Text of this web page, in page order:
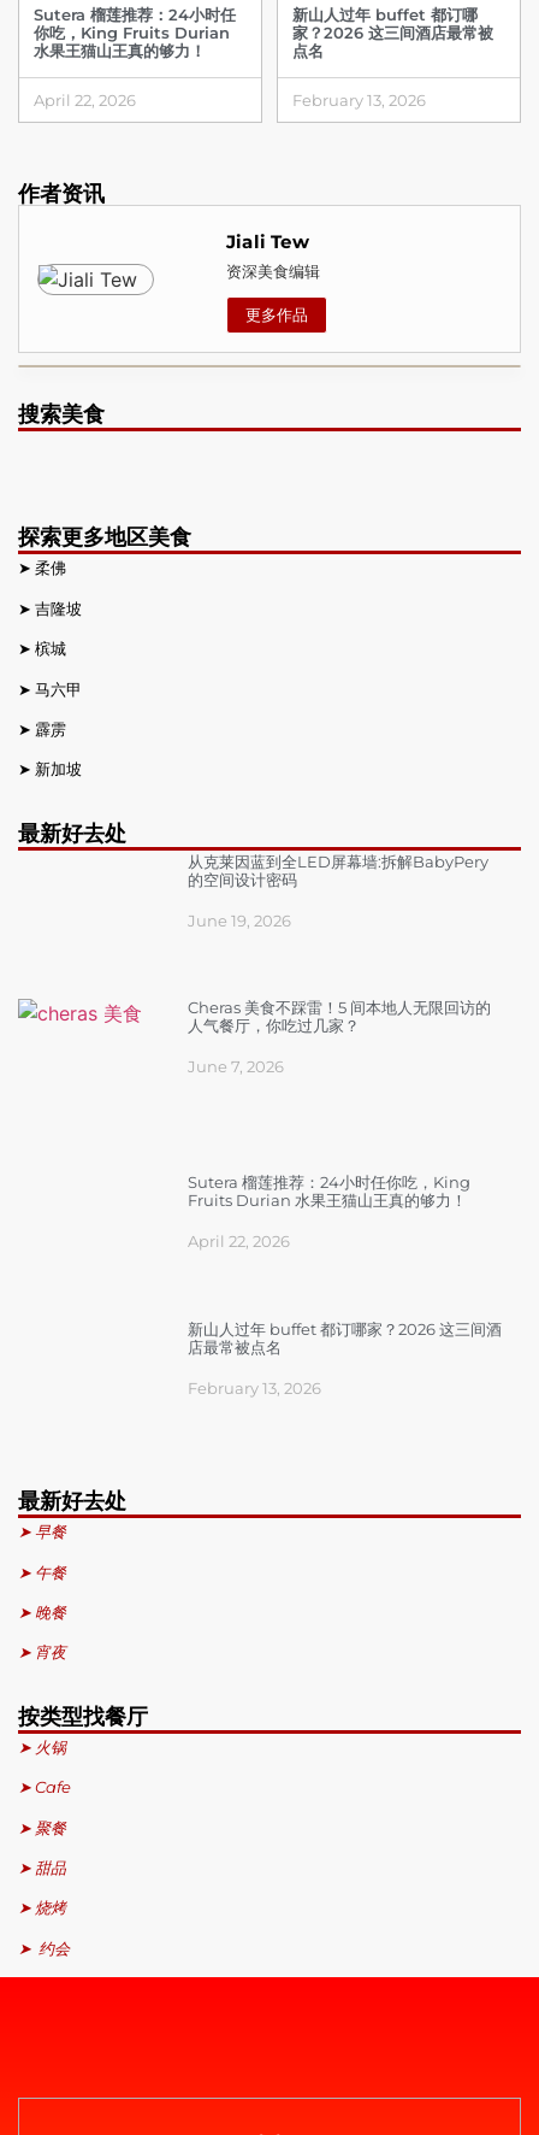
Sutera 榴莲推荐：24小时任
你吃，King Fruits Durian
水果王猫山王真的够力！
April 22, 2026
新山人过年 buffet 都订哪
家？2026 这三间酒店最常被
点名
February 13, 2026
作者资讯
Jiali Tew
资深美食编辑
更多作品
搜索美食
探索更多地区美食
➤ 柔佛
➤ 吉隆坡
➤ 槟城
➤ 马六甲
➤ 霹雳
➤ 新加坡
最新好去处
从克莱因蓝到全LED屏幕墙:拆解BabyPery
的空间设计密码
June 19, 2026
Cheras 美食不踩雷！5 间本地人无限回访的
人气餐厅，你吃过几家？
June 7, 2026
Sutera 榴莲推荐：24小时任你吃，King
Fruits Durian 水果王猫山王真的够力！
April 22, 2026
新山人过年 buffet 都订哪家？2026 这三间酒
店最常被点名
February 13, 2026
最新好去处
➤ 早餐
➤ 午餐
➤ 晚餐
➤ 宵夜
按类型找餐厅
➤ 火锅
➤ Cafe
➤ 聚餐
➤ 甜品
➤ 烧烤
➤ 约会